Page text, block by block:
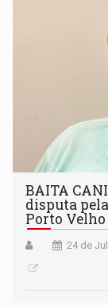
BAITA
disputa
Porto
24 de